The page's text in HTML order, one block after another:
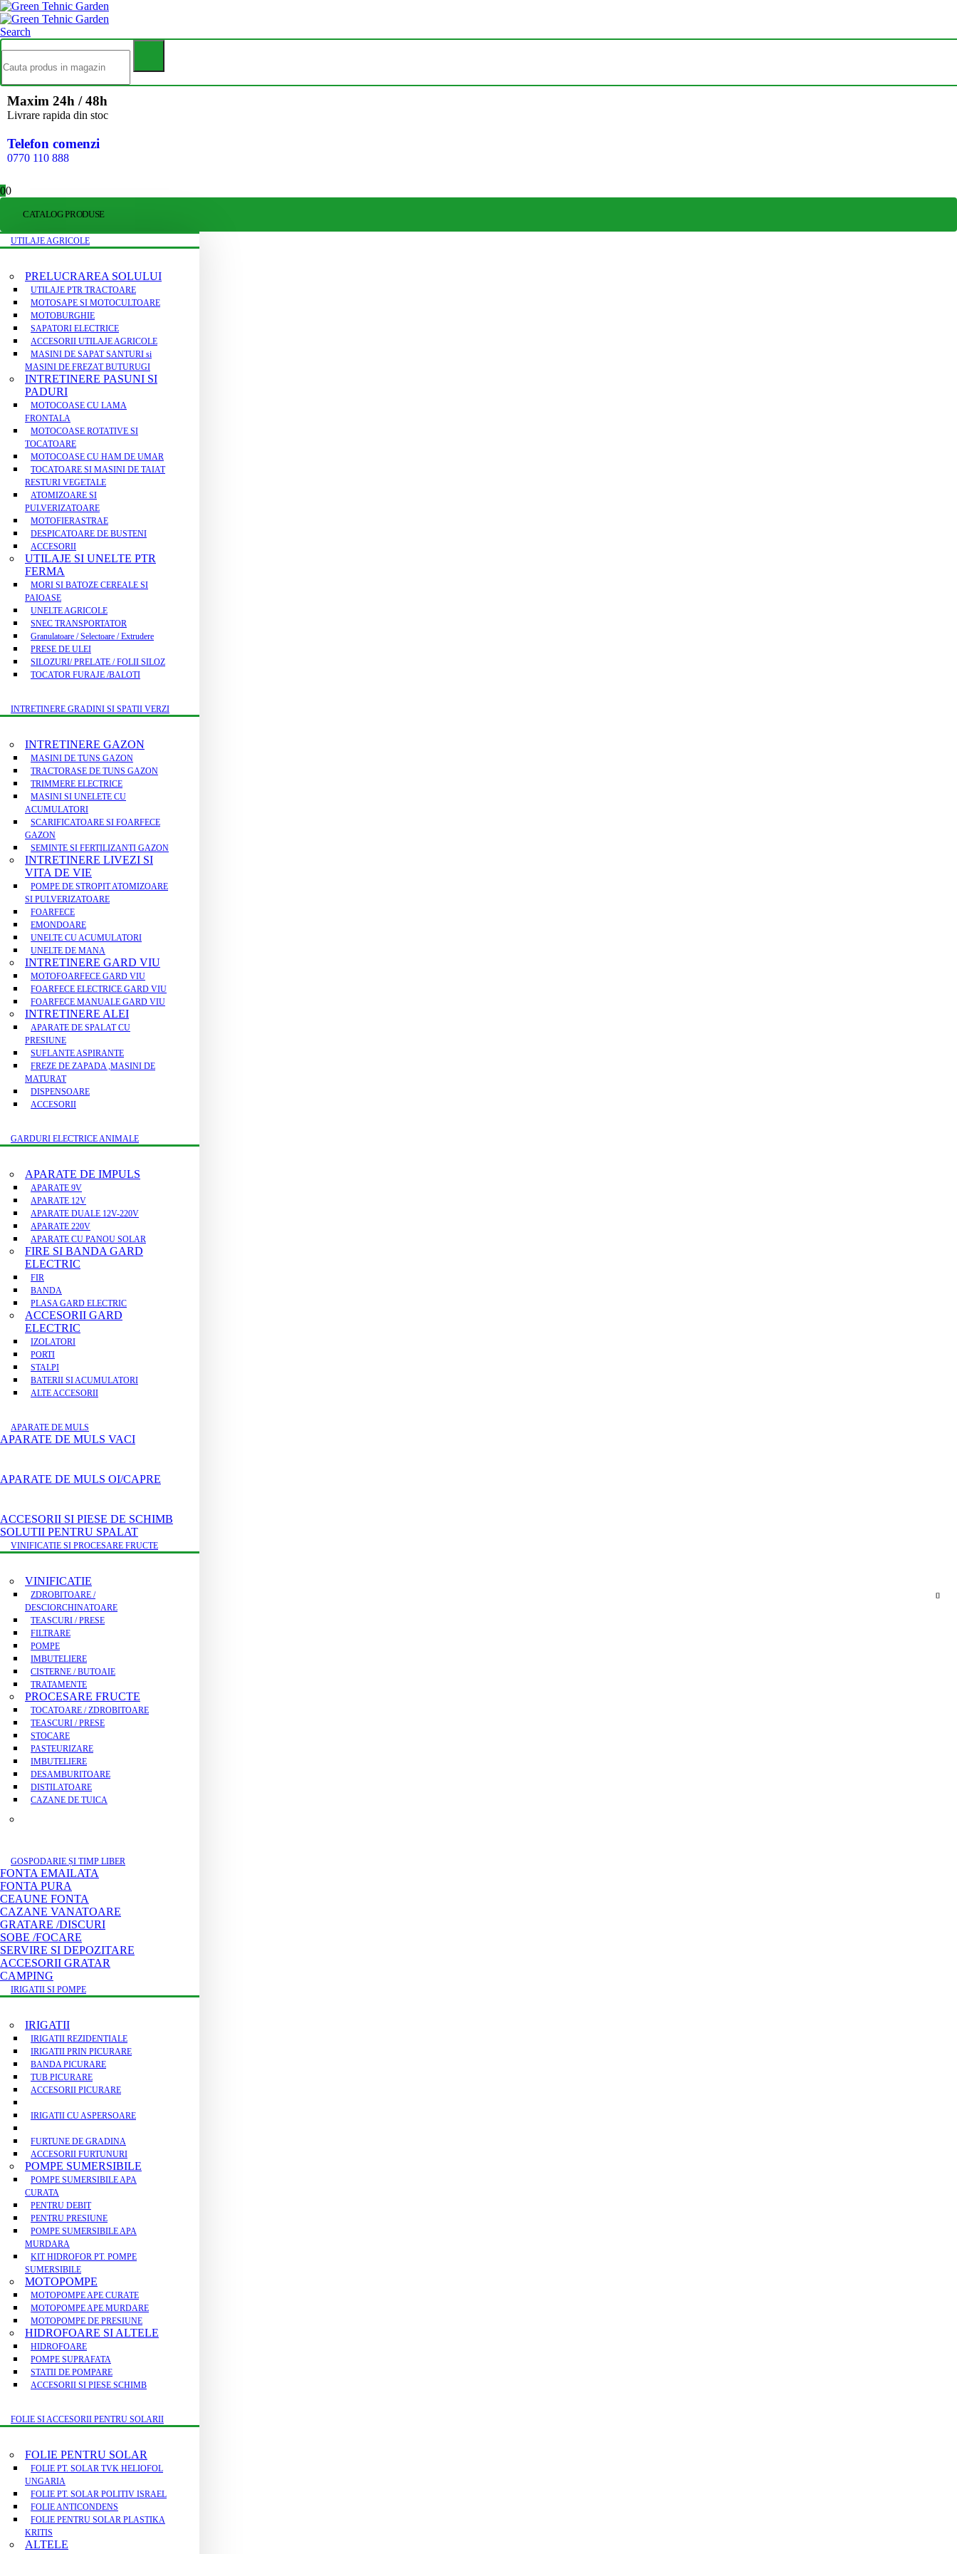
Search
Maxim 24h / 48h
Livrare rapida din stoc
Telefon comenzi
0770 110 888
00
CATALOG PRODUSE
UTILAJE AGRICOLE
PRELUCRAREA SOLULUI
UTILAJE PTR TRACTOARE
MOTOSAPE SI MOTOCULTOARE
MOTOBURGHIE
SAPATORI ELECTRICE
ACCESORII UTILAJE AGRICOLE
MASINI DE SAPAT SANTURI si
MASINI DE FREZAT BUTURUGI
INTRETINERE PASUNI SI
PADURI
MOTOCOASE CU LAMA
FRONTALA
MOTOCOASE ROTATIVE SI
TOCATOARE
MOTOCOASE CU HAM DE UMAR
TOCATOARE SI MASINI DE TAIAT
RESTURI VEGETALE
ATOMIZOARE SI
PULVERIZATOARE
MOTOFIERASTRAE
DESPICATOARE DE BUSTENI
ACCESORII
UTILAJE SI UNELTE PTR
FERMA
MORI SI BATOZE CEREALE SI
PAIOASE
UNELTE AGRICOLE
SNEC TRANSPORTATOR
Granulatoare / Selectoare / Extrudere
PRESE DE ULEI
SILOZURI/ PRELATE / FOLII SILOZ
TOCATOR FURAJE /BALOTI
INTRETINERE GRADINI SI SPATII VERZI
INTRETINERE GAZON
MASINI DE TUNS GAZON
TRACTORASE DE TUNS GAZON
TRIMMERE ELECTRICE
MASINI SI UNELETE CU
ACUMULATORI
SCARIFICATOARE SI FOARFECE
GAZON
SEMINTE SI FERTILIZANTI GAZON
INTRETINERE LIVEZI SI
VITA DE VIE
POMPE DE STROPIT ATOMIZOARE
SI PULVERIZATOARE
FOARFECE
EMONDOARE
UNELTE CU ACUMULATORI
UNELTE DE MANA
INTRETINERE GARD VIU
MOTOFOARFECE GARD VIU
FOARFECE ELECTRICE GARD VIU
FOARFECE MANUALE GARD VIU
INTRETINERE ALEI
APARATE DE SPALAT CU
PRESIUNE
SUFLANTE ASPIRANTE
FREZE DE ZAPADA ,MASINI DE
MATURAT
DISPENSOARE
ACCESORII
GARDURI ELECTRICE ANIMALE
APARATE DE IMPULS
APARATE 9V
APARATE 12V
APARATE DUALE 12V-220V
APARATE 220V
APARATE CU PANOU SOLAR
FIRE SI BANDA GARD
ELECTRIC
FIR
BANDA
PLASA GARD ELECTRIC
ACCESORII GARD
ELECTRIC
IZOLATORI
PORTI
STALPI
BATERII SI ACUMULATORI
ALTE ACCESORII
APARATE DE MULS
APARATE DE MULS VACI
APARATE DE MULS OI/CAPRE
ACCESORII SI PIESE DE SCHIMB
SOLUTII PENTRU SPALAT
VINIFICATIE SI PROCESARE FRUCTE
VINIFICATIE
ZDROBITOARE /
DESCIORCHINATOARE
TEASCURI / PRESE
FILTRARE
POMPE
IMBUTELIERE
CISTERNE / BUTOAIE
TRATAMENTE
PROCESARE FRUCTE
TOCATOARE / ZDROBITOARE
TEASCURI / PRESE
STOCARE
PASTEURIZARE
IMBUTELIERE
DESAMBURITOARE
DISTILATOARE
CAZANE DE TUICA
GOSPODARIE ȘI TIMP LIBER
FONTA EMAILATA
FONTA PURA
CEAUNE FONTA
CAZANE VANATOARE
GRATARE /DISCURI
SOBE /FOCARE
SERVIRE SI DEPOZITARE
ACCESORII GRATAR
CAMPING
IRIGATII SI POMPE
IRIGATII
IRIGATII REZIDENTIALE
IRIGATII PRIN PICURARE
BANDA PICURARE
TUB PICURARE
ACCESORII PICURARE
IRIGATII CU ASPERSOARE
FURTUNE DE GRADINA
ACCESORII FURTUNURI
POMPE SUMERSIBILE
POMPE SUMERSIBILE APA
CURATA
PENTRU DEBIT
PENTRU PRESIUNE
POMPE SUMERSIBILE APA
MURDARA
KIT HIDROFOR PT. POMPE
SUMERSIBILE
MOTOPOMPE
MOTOPOMPE APE CURATE
MOTOPOMPE APE MURDARE
MOTOPOMPE DE PRESIUNE
HIDROFOARE SI ALTELE
HIDROFOARE
POMPE SUPRAFATA
STATII DE POMPARE
ACCESORII SI PIESE SCHIMB
FOLIE SI ACCESORII PENTRU SOLARII
FOLIE PENTRU SOLAR
FOLIE PT. SOLAR TVK HELIOFOL
UNGARIA
FOLIE PT. SOLAR POLITIV ISRAEL
FOLIE ANTICONDENS
FOLIE PENTRU SOLAR PLASTIKA
KRITIS
ALTELE